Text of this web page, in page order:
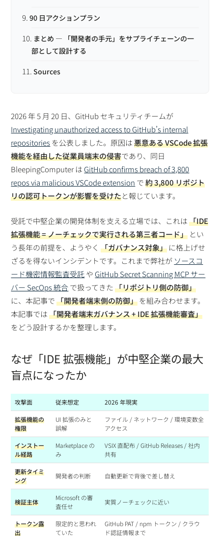
90 日アクションプラン
まとめ — 「開発者の手元」をサプライチェーンの一
部として設計する
Sources
2026 年 5 月 20 日、GitHub セキュリティチームが
Investigating unauthorized access to GitHub’s internal
repositories を公表しました。原因は悪意ある VSCode 拡張
機能を経由した従業員端末の侵害であり、同日
BleepingComputer は GitHub confirms breach of 3,800
repos via malicious VSCode extension で約 3,800 リポジト
リの認可トークンが影響を受けたと報じています。
受託で中堅企業の開発体制を支える立場では、これは「IDE
拡張機能 = ノーチェックで実行される第三者コード」 とい
う長年の前提を、ようやく「ガバナンス対象」 に格上げせ
ざるを得ないインシデントです。これまで弊社が ソースコ
ード機密情報監査受託や GitHub Secret Scanning MCP サー
バー SecOps 統合で扱ってきた「リポジトリ側の防御」
に、本記事で「開発者端末側の防御」を組み合わせます。
本記事では「開発者端末ガバナンス + IDE 拡張機能審査」
をどう設計するかを整理します。
なぜ「IDE 拡張機能」が中堅企業の最大
盲点になったか
攻撃面 従来想定 2026 年現実
拡張機能の
権限
UI 拡張のみと
誤解
ファイル / ネットワーク / 環境変数全
アクセス
インストー
ル経路
Marketplace の
み
VSIX 直配布 / GitHub Releases / 社内
共有
更新タイミ
ング
開発者の判断 自動更新で背後で差し替え
検証主体
Microsoft の審
査任せ
実質ノーチェックに近い
トークン露
出
限定的と思われ
ていた
GitHub PAT / npm トークン / クラウ
ド認証情報まで